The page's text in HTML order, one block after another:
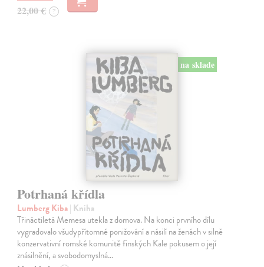
22,00 € ?
na sklade
Potrhaná křídla
Lumberg Kiba| Kniha
Třináctiletá Memesa utekla z domova. Na konci prvního dílu
vygradovalo všudypřítomné ponižování a násilí na ženách v silně
konzervativní romské komunitě finských Kale pokusem o její
znásilnění, a svobodomyslná…